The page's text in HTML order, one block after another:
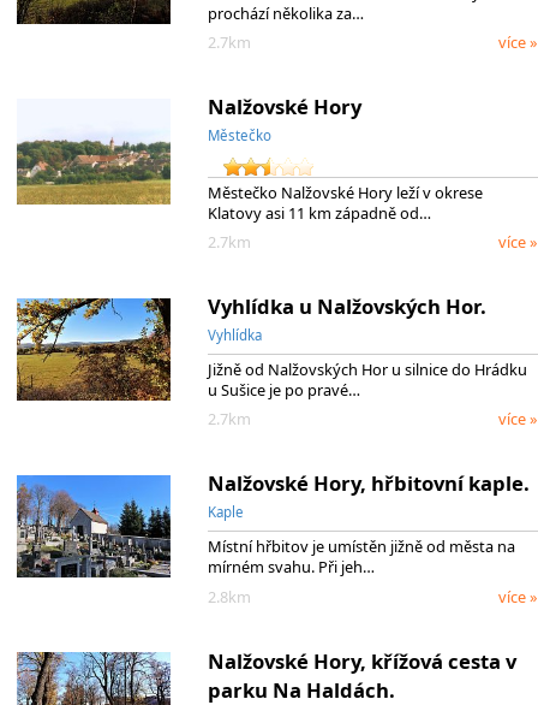
prochází několika za…
2.7km
více »
Nalžovské Hory
Městečko
Městečko Nalžovské Hory leží v okrese
Klatovy asi 11 km západně od…
2.7km
více »
Vyhlídka u Nalžovských Hor.
Vyhlídka
Jižně od Nalžovských Hor u silnice do Hrádku
u Sušice je po pravé…
2.7km
více »
Nalžovské Hory, hřbitovní kaple.
Kaple
Místní hřbitov je umístěn jižně od města na
mírném svahu. Při jeh…
2.8km
více »
Nalžovské Hory, křížová cesta v
parku Na Haldách.